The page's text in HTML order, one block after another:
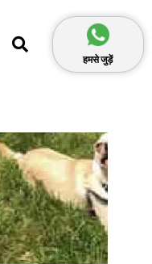
हमसे जुड़ें